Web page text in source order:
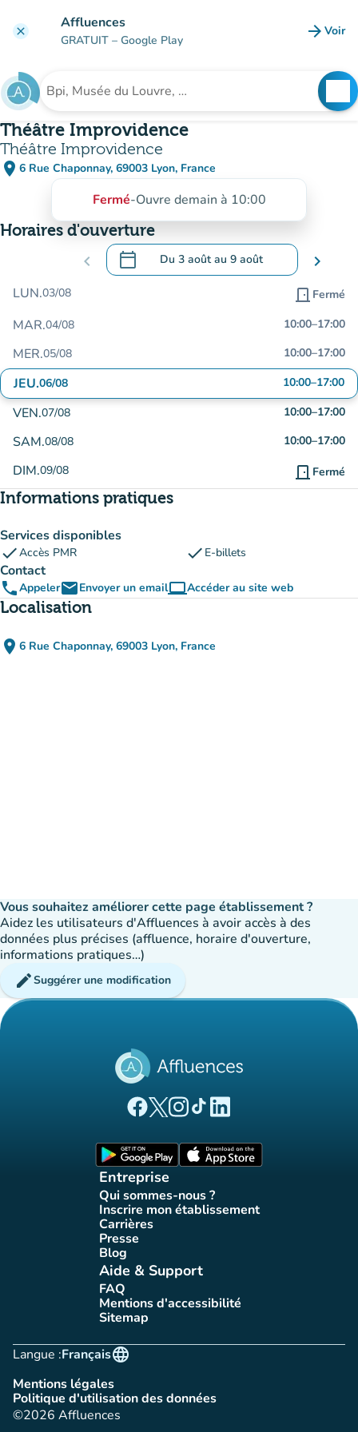
clear Affluences
GRATUIT – Google Play arrow_forward Voir
Rechercher un établissement
Théâtre Improvidence
Théâtre Improvidence
place 6 Rue Chaponnay, 69003 Lyon, France
(ouvrir dans Google Maps)
(nouvel onglet)
Fermé-Ouvre demain à 10:00
Horaires d'ouverture
chevron_left calendar_today Du 3 aoûtau 9 août
.Ouvrir le calendrier pour changer de
chevron_right
LUN.03/08 door_front Fermé
MAR.04/08 10:00–17:00
MER.05/08 10:00–17:00
JEU.06/08 10:00–17:00
VEN.07/08 10:00–17:00
SAM.08/08 10:00–17:00
DIM.09/08 door_front Fermé
Informations pratiques
Services disponibles
checkAccès PMR check E-billets
Contact
phoneAppeleremailEnvoyer un emailcomputerAccéder au site web
(nouvel onglet)
Localisation
place 6 Rue Chaponnay, 69003 Lyon, France
(ouvrir dans Google Maps)
(nouvel onglet)
Vous souhaitez améliorer cette page établissement ?
Aidez les utilisateurs d'Affluences à avoir accès à des
données plus précises (affluence, horaire d'ouverture,
informations pratiques…)
editSuggérer une modification
(nouvel onglet)
(nouvel onglet)
(nouvel onglet)
(nouvel onglet)
(nouvel onglet)
Entreprise
Qui sommes-nous ?
(nouvel onglet)
Inscrire mon établissement
(nouvel onglet)
Carrières(nouvel onglet)
Presse(nouvel onglet)
Blog(nouvel onglet)
Aide & Support
FAQ(nouvel onglet)
Mentions d'accessibilité
(nouvel onglet)
Sitemap(nouvel onglet)
Langue :
language
Français
Mentions légales
(nouvel onglet)
Politique d'utilisation des données
(nouvel onglet)
©2026 Affluences